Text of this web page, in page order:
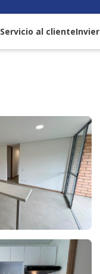
Servicio al cliente